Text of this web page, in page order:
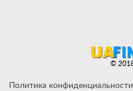
Политика конфиденциальности
©